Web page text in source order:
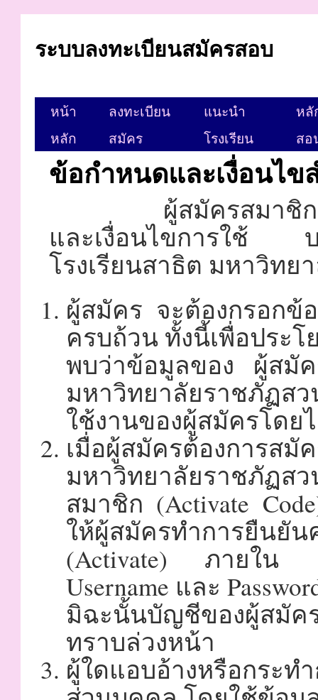
ระบบลงทะเบียนสมัครสอบ
หน้า
หลัก
ลงทะเบียน
สมัคร
แนะนำ
โรงเรียน
หลั
สอ
ข้อกำหนดและเงื่อนไ
ผู้สมัครสมาชิกตกล
และเงื่อนไขการใช้
โรงเรียนสาธิต มหาวิท
ผู้สมัคร จะต้องกรอกข้
ครบถ้วน ทั้งนี้เพื่อประ
พบว่าข้อมูลของ ผู้สมัค
มหาวิทยาลัยราชภัฏส
ใช้งานของผู้สมัครโดย
เมื่อผู้สมัครต้องกา
มหาวิทยาลัยราชภัฏส
สมาชิก (Activate
ให้ผู้สมัครทำการยืนยั
(Activate) ภายใน
Username และ
มิฉะนั้นบัญชีของผู้สมัค
ทราบล่วงหน้า
ผู้ใดแอบอ้างหรือกระ